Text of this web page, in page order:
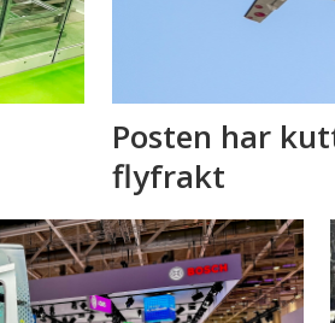
Posten har
flyfrakt